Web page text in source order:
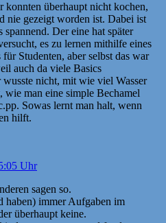
konnten überhaupt nicht kochen,
nie gezeigt worden ist. Dabei ist
spannend. Der eine hat später
es zu lernen mithilfe eines
Studenten, aber selbst das war
auch da viele Basics
wusste nicht, mit wie viel Wasser
man eine simple Bechamel
Sowas lernt man halt, wenn
hilft.
Uhr
sagen so.
haben) immer Aufgaben im
überhaupt keine.